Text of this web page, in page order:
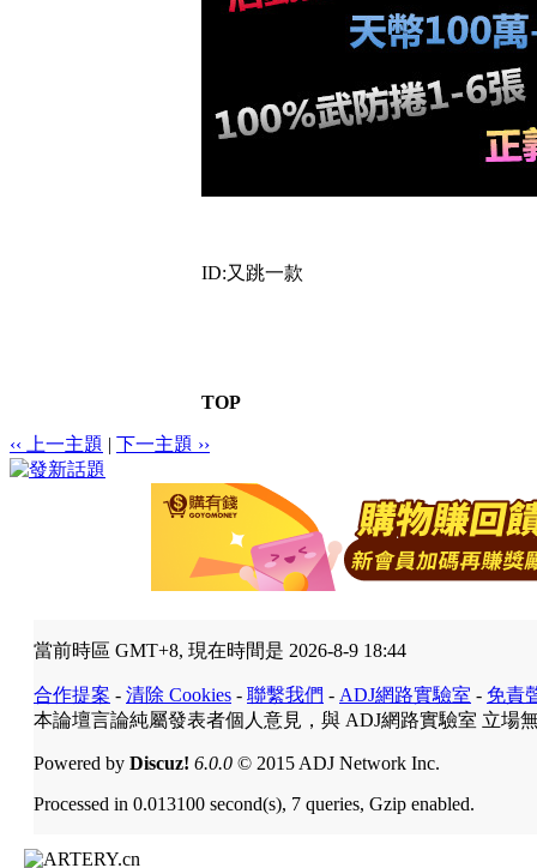
ID:又跳一款
TOP
‹‹ 上一主題 | 下一主題 ››
當前時區 GMT+8, 現在時間是 2026-8-9 18:44
合作提案 - 清除 Cookies - 聯繫我們 - ADJ網路實驗室 - 免責
本論壇言論純屬發表者個人意見，與 ADJ網路實驗室 立場
Powered by Discuz! 6.0.0 © 2015 ADJ Network Inc.
Processed in 0.013100 second(s), 7 queries, Gzip enabled.